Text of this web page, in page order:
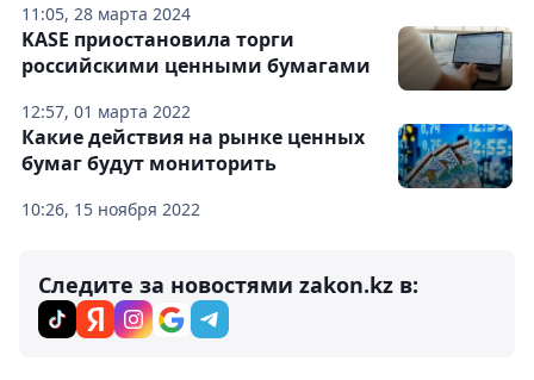
11:05, 28 марта 2024
12:57, 01 марта 2022
KASE приостановила торги
российскими ценными бумагами
10:26, 15 ноября 2022
Какие действия на рынке ценных
бумаг будут мониторить
Следите за новостями zakon.kz в: